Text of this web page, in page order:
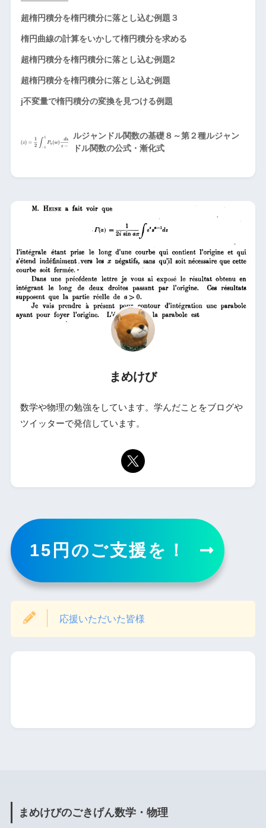
超楕円積分を楕円積分に落とし込む例題３
楕円曲線の計算をいかして楕円積分を求める
超楕円積分を楕円積分に落とし込む例題2
超楕円積分を楕円積分に落とし込む例題
j不変量で楕円積分の変換を見つける例題
ルジャンドル関数の基礎８～第２種ルジャン
ドル関数の公式・漸化式
まめけび
数学や物理の勉強をしています。学んだことをブログや
ツイッターで発信しています。
15円のご支援を！
応援いただいた皆様
まめけびのごきげん数学・物理